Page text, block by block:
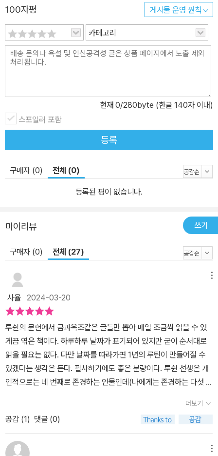
을 거론하여 치료의 필요성을 환기하는 데 있었다”라고 스스로 밝혔
다. 루쉰의 글은 병든 사회 속 불행한 사람들의 고통을 위로하고 치유
하기 위한 노력이었던 것이다. 이 책의 빼놓을 수 없는 특징은 루쉰의
명문장들을 가려 뽑아 매일 조금씩 읽어나갈 수 있게 한 구성이다. 이
책은 365일 루쉰의 문장을 읽어나가며 그가 전하는 희망과 진보의
그의 대표작 「아Q정전」과 「광인일기」는 중국인의 비극적 역사와 상
황을 적나라하게 드러냈지만, 그런데도 루쉰은 미래에 대한 희망을
버리지 말라고 얘기한다. 그는 “우리에게 위로가 되는 것은 아무리 생
각해봐도 이른바 미래에 대한 희망입니다”라고 말했다. 이것이 루쉰
장 중요한 교훈이며 지금 우리에게 필요한 치유의 메시지일지도 모른
100자평 게시물 운영 원칙
카테고리
현재 0/280byte (한글 140자 이내)
스포일러 포함
등록
구매자 (0) 전체 (0)
등록된 평이 없습니다.
마이리뷰 쓰기
구매자 (0) 전체 (27)
사율 2024-03-20
루쉰의 문헌에서 금과옥조같은 글들만 뽑아 매일 조금씩 읽을 수 있
게끔 엮은 책이다. 하루하루 날짜가 표기되어 있지만 굳이 순서대로
읽을 필요는 없다. 다만 날짜를 따라가면 1년의 루틴이 만들어질 수
있겠다는 생각은 든다. 필사하기에도 좋은 분량이다. 루쉰 선생은 개
인적으로는 네 번째로 존경하는 인물인데(나에게는 존경하는 다섯 명
로)했지만, 날짜에 맞춰 매일 한쪽씩 읽을 요량이다. 늘 미래와 청년
을 걱정했던만큼 청년을 향한 응원의 목소리.미래를 만들어갈 젊은
세대를 위해 토양이 되어야할 기성세대와 저항의식 없이 무력한 지식
인을 향한 쓴소리.과거의 구습에 얽매인 탓에 서로 이해하지 못하고
더보기
공감 (1) 댓글 (0)